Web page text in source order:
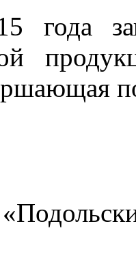
года